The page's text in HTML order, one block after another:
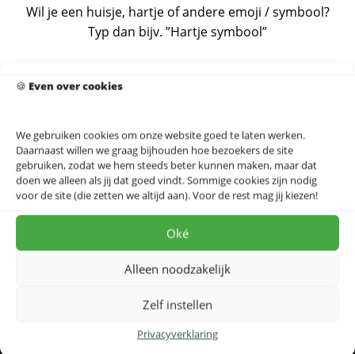
🍪 Even over cookies
We gebruiken cookies om onze website goed te laten werken.
Daarnaast willen we graag bijhouden hoe bezoekers de site
gebruiken, zodat we hem steeds beter kunnen maken, maar dat
doen we alleen als jij dat goed vindt. Sommige cookies zijn nodig
voor de site (die zetten we altijd aan). Voor de rest mag jij kiezen!
Oké
Alleen noodzakelijk
Zelf instellen
Privacyverklaring
Wil je een huisje, hartje of andere emoji / symbool?
Typ dan bijv. ”Hartje symbool”
Volg ons op Instagram